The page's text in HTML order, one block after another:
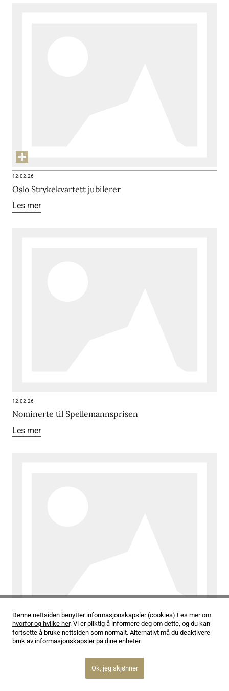
12.02.26
Oslo Strykekvartett jubilerer
Les mer
12.02.26
Nominerte til Spellemannsprisen
Les mer
10.02.26
Ruth Maier – en prisvinnende kammermusikal om
kjærlighet og tap
Denne nettsiden benytter informasjonskapsler (cookies) Les mer om
hvorfor og hvilke her. Vi er pliktig å informere deg om dette, og du kan
fortsette å bruke nettsiden som normalt. Alternativt må du deaktivere
bruk av informasjonskapsler på dine enheter.
Ok, jeg skjønner